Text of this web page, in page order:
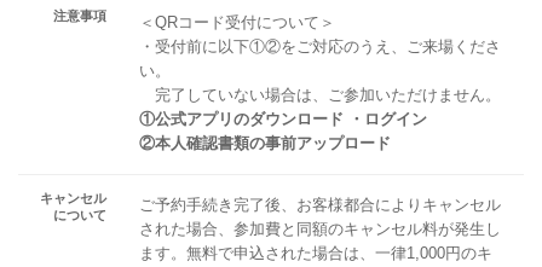
注意事項
＜QRコード受付について＞
・受付前に以下①②をご対応のうえ、ご来場くださ
い。
完了していない場合は、ご参加いただけません。
①公式アプリのダウンロード ・ログイン
②本人確認書類の事前アップロード
キャンセル
について
ご予約手続き完了後、お客様都合によりキャンセル
された場合、参加費と同額のキャンセル料が発生し
ます。無料で申込された場合は、一律1,000円のキ